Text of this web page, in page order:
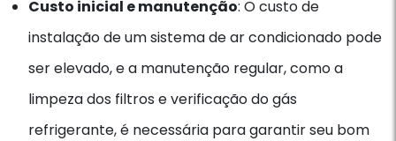
Custo inicial e manutenção: O custo de
instalação de um sistema de ar condicionado pode
ser elevado, e a manutenção regular, como a
limpeza dos filtros e verificação do gás
refrigerante, é necessária para garantir seu bom